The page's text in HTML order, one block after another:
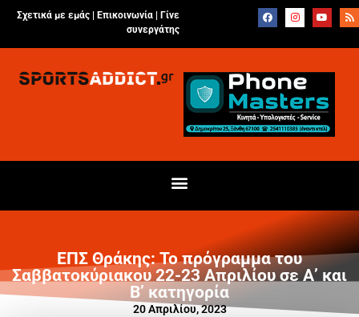
Σχετικά με εμάς | Επικοινωνία
Γίνε
συνεργάτης
ΕΠΣ Θράκης: Το πρόγραμμα του
Σαββατοκύριακου 22-23 Απριλίου σε Α’ και
Β’ κατηγορία
20 Απριλίου, 2023